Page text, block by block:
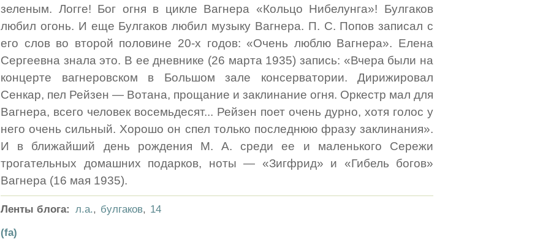
зеленым. Логге! Бог огня в цикле Вагнера «Кольцо Нибелунга»! Булгаков
любил огонь. И еще Булгаков любил музыку Вагнера. П. С. Попов записал с
его слов во второй половине 20-х годов: «Очень люблю Вагнера». Елена
Сергеевна знала это. В ее дневнике (26 марта 1935) запись: «Вчера были на
концерте вагнеровском в Большом зале консерватории. Дирижировал
Сенкар, пел Рейзен — Вотана, прощание и заклинание огня. Оркестр мал для
Вагнера, всего человек восемьдесят... Рейзен поет очень дурно, хотя голос у
него очень сильный. Хорошо он спел только последнюю фразу заклинания».
И в ближайший день рождения М. А. среди ее и маленького Сережи
трогательных домашних подарков, ноты — «Зигфрид» и «Гибель богов»
Вагнера (16 мая 1935).
Ленты блога: л.а., булгаков, 14
(fa)